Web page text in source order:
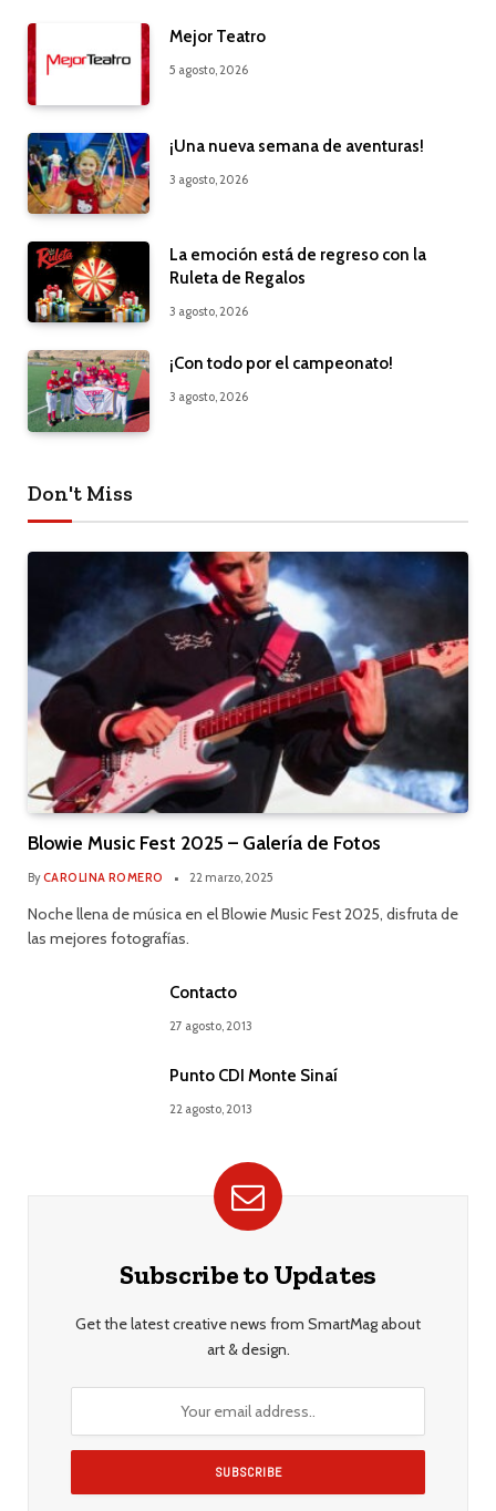
Mejor Teatro
5 agosto, 2026
¡Una nueva semana de aventuras!
3 agosto, 2026
La emoción está de regreso con la
Ruleta de Regalos
3 agosto, 2026
¡Con todo por el campeonato!
3 agosto, 2026
Don't Miss
Blowie Music Fest 2025 – Galería de Fotos
ByCAROLINA ROMERO 22 marzo, 2025
Noche llena de música en el Blowie Music Fest 2025, disfruta de
las mejores fotografías.
Contacto
27 agosto, 2013
Punto CDI Monte Sinaí
22 agosto, 2013
Subscribe to Updates
Get the latest creative news from SmartMag about
art & design.